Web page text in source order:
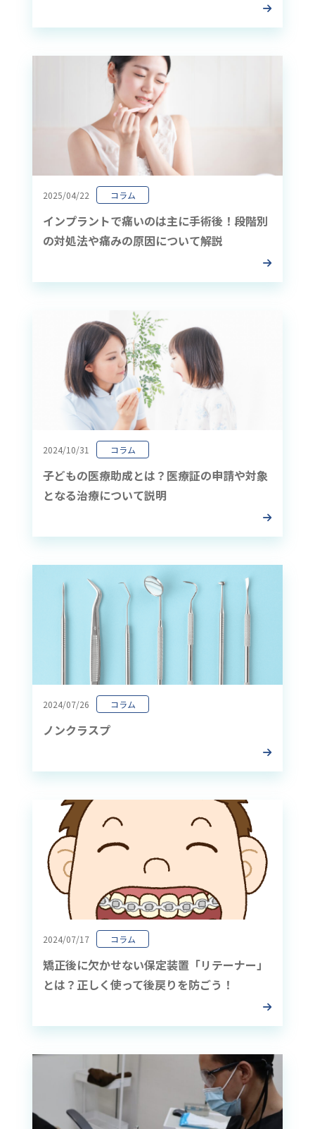
2025/04/22 コラム
インプラントで痛いのは主に手術後！段階別
の対処法や痛みの原因について解説
2024/10/31 コラム
子どもの医療助成とは？医療証の申請や対象
となる治療について説明
2024/07/26 コラム
ノンクラスプ
2024/07/17 コラム
矯正後に欠かせない保定装置「リテーナー」
とは？正しく使って後戻りを防ごう！